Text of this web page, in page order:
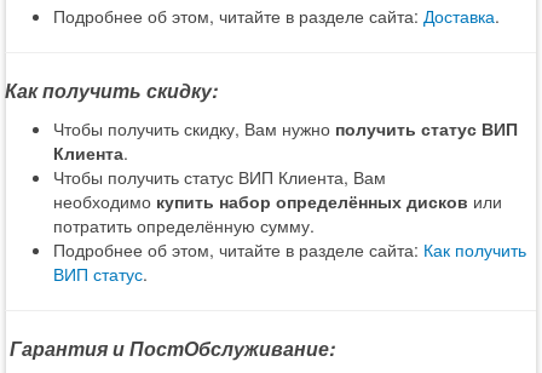
Подробнее об этом, читайте в разделе сайта: Доставка.
Как получить скидку:
Чтобы получить скидку, Вам нужно получить статус ВИП
Клиента.
Чтобы получить статус ВИП Клиента, Вам
необходимо купить набор определённых дисков или
потратить определённую сумму.
Подробнее об этом, читайте в разделе сайта: Как получить
ВИП статус.
Гарантия и ПостОбслуживание: